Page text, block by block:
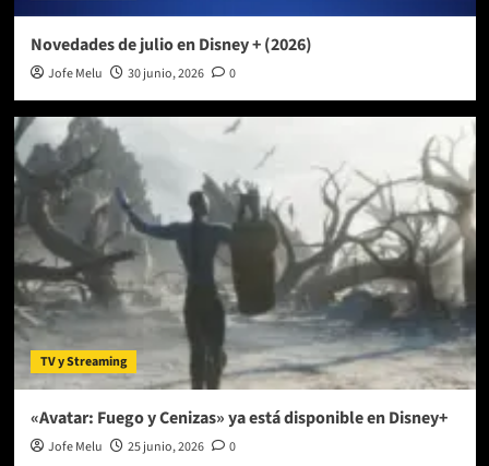
Novedades de julio en Disney + (2026)
Jofe Melu 30 junio, 2026 0
TV y Streaming
«Avatar: Fuego y Cenizas» ya está disponible en Disney+
Jofe Melu 25 junio, 2026 0